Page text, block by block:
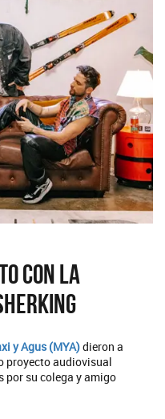
con la
y Agus (MYA)dieron a
proyecto audiovisual
por su colega y amigo